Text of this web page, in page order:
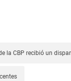
la CBP recibió un